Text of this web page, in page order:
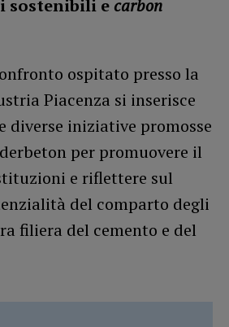
sostenibili e carbon
ospitato presso la
Piacenza si inserisce
diverse iniziative promosse
per promuovere il
e riflettere sul
del comparto degli
filiera del cemento e del